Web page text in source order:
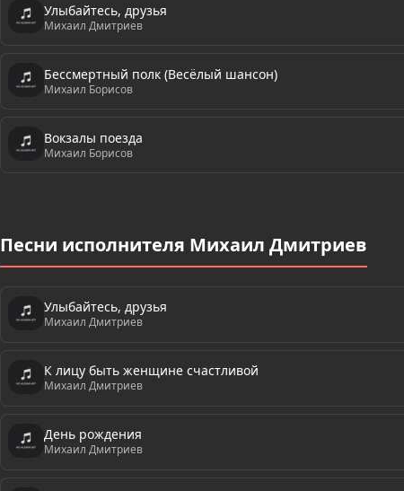
Улыбайтесь, друзья
Михаил Дмитриев
Бессмертный полк (Весёлый шансон)
Михаил Борисов
Вокзалы поезда
Михаил Борисов
Песни исполнителя Михаил Дмитриев
Улыбайтесь, друзья
Михаил Дмитриев
К лицу быть женщине счастливой
Михаил Дмитриев
День рождения
Михаил Дмитриев